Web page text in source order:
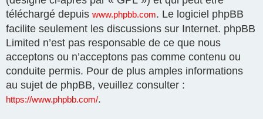
téléchargé depuis www.phpbb.com. Le logiciel phpBB
facilite seulement les discussions sur Internet. phpBB
Limited n’est pas responsable de ce que nous
acceptons ou n’acceptons pas comme contenu ou
conduite permis. Pour de plus amples informations
au sujet de phpBB, veuillez consulter :
https://www.phpbb.com/.